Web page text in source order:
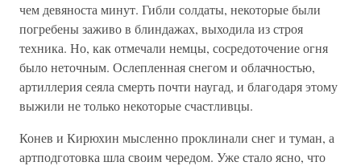
чем девяноста минут. Гибли солдаты, некоторые были
погребены заживо в блиндажах, выходила из строя
техника. Но, как отмечали немцы, сосредоточение огня
было неточным. Ослепленная снегом и облачностью,
артиллерия сеяла смерть почти наугад, и благодаря этому
выжили не только некоторые счастливцы.
Конев и Кирюхин мысленно проклинали снег и туман, а
артподготовка шла своим чередом. Уже стало ясно, что